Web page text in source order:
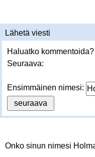
Lähetä viesti
Haluatko
Seuraava:
Ensimmäinen nimesi:
Onko sinun nimesi